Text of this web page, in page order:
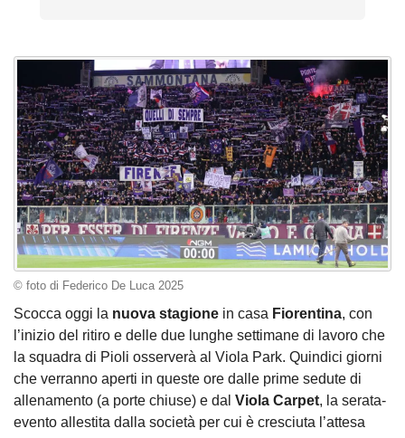
© foto di Federico De Luca 2025
Scocca oggi la nuova stagione in casa Fiorentina, con
l’inizio del ritiro e delle due lunghe settimane di lavoro che
la squadra di Pioli osserverà al Viola Park. Quindici giorni
che verranno aperti in queste ore dalle prime sedute di
allenamento (a porte chiuse) e dal Viola Carpet, la serata-
evento allestita dalla società per cui è cresciuta l’attesa